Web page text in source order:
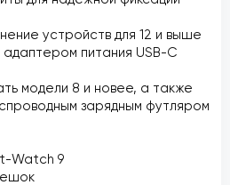
устройств для 12 и выше
питания USB-C
модели 8 и новее, а также
зарядным футляром
Watch 9